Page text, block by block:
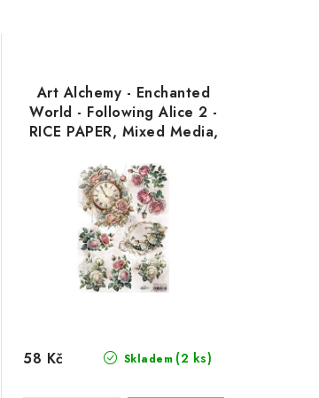
Art Alchemy - Enchanted
World - Following Alice 2 -
RICE PAPER, Mixed Media,
Skladem (2 ks)
58 Kč